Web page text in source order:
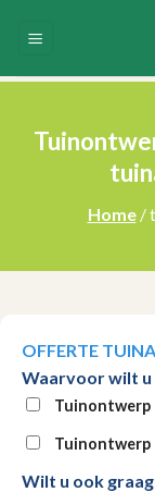
Home/
OFFERTE
Waarvoor wilt
Tuinontwerp
Tuinontwerp
Wilt u ook